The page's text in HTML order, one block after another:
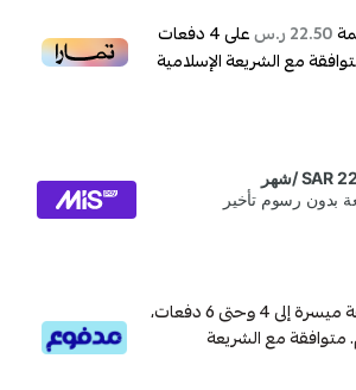
22.50 ر.س على4دفعات
مع الشريعة الإسلامية
قسم دفعاتك بطريقة ميسرة إلى 4 وحتى 6 دفعات،
متوافقة مع الشريعة